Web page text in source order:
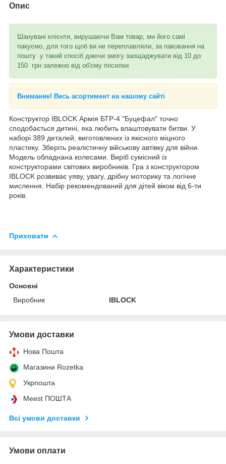
Опис
Шанувані клієнти, вирушаючи Вам товар, ми його самі
пакуємо, для того щоб ви не переплавляли, за паковання на
пошту у такий спосіб даючи змогу заощаджувати від 10 до
150 грн залежно від об'єму посилки
Внимание! Весь асортимент на нашому сайті
Конструктор IBLOCK Армія БТР-4 "Буцефал" точно
сподобається дитині, яка любить влаштовувати битви. У
наборі 389 деталей, виготовлених із якісного міцного
пластику. Зберіть реалістичну військову автівку для війни.
Модель обладнана колесами. Виріб сумісний із
конструкторами світових виробників. Гра з конструктором
IBLOCK розвиває уяву, увагу, дрібну моторику та логічне
мислення. Набір рекомендований для дітей віком від 6-ти
років.
Приховати
Характеристики
Основні
Виробник
IBLOCK
Умови доставки
Нова Пошта
Магазини Rozetka
Укрпошта
Meest ПОШТА
Всі умови доставки
Умови оплати